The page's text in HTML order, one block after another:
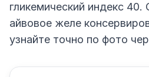
гликемический индекс 40.
айвовое желе
узнайте точно по фото